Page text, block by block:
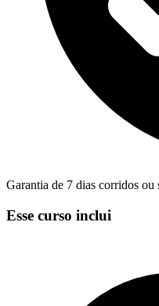
Garantia de 7 dias corridos ou
Esse curso inclui